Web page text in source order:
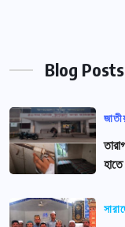
Blog Posts
হাতে